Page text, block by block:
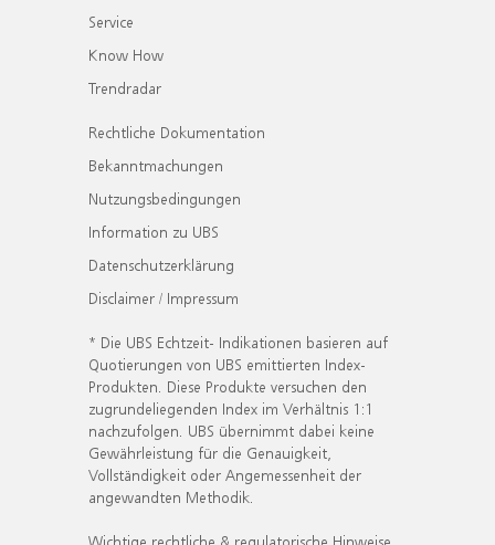
Service
Know How
Trendradar
Rechtliche Dokumentation
Bekanntmachungen
Nutzungsbedingungen
Information zu UBS
Datenschutzerklärung
Disclaimer / Impressum
* Die UBS Echtzeit- Indikationen basieren auf
Quotierungen von UBS emittierten Index-
Produkten. Diese Produkte versuchen den
zugrundeliegenden Index im Verhältnis 1:1
nachzufolgen. UBS übernimmt dabei keine
Gewährleistung für die Genauigkeit,
Vollständigkeit oder Angemessenheit der
angewandten Methodik.